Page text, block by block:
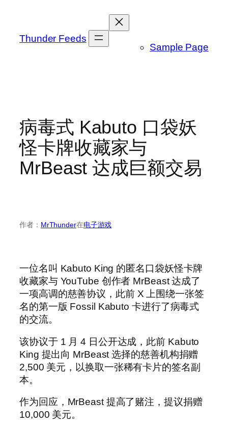
Thunder Feeds
Sample Page
病毒式 Kabuto 口袋妖
怪卡牌收藏家与
MrBeast 达成巨额交易
作者： MrThunder在电子游戏
一位名叫 Kabuto King 的匿名口袋妖怪卡牌
收藏家与 YouTube 创作者 MrBeast 达成了
一项高调的慈善协议，此前 X 上围绕一张签
名的第一版 Fossil Kabuto 卡进行了病毒式
的交流。
该协议于 1 月 4 日公开达成，此前 Kabuto
King 提出向 MrBeast 选择的慈善机构捐赠
2,500 美元，以换取一张稀有卡片的签名副
本。
作为回应，MrBeast 提高了赌注，提议捐赠
10,000 美元。